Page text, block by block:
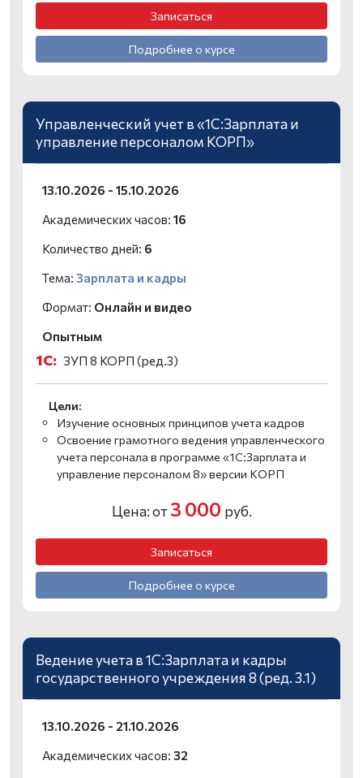
Записаться
Подробнее о курсе
Управленческий учет в «1C:Зарплата и
управление персоналом КОРП»
13.10.2026 - 15.10.2026
Академических часов: 16
Количество дней: 6
Тема: Зарплата и кадры
Формат: Онлайн и видео
Опытным
1С: ЗУП 8 КОРП (ред.3)
Цели:
Изучение основных принципов учета кадров
Освоение грамотного ведения управленческого
учета персонала в программе «1С:Зарплата и
управление персоналом 8» версии КОРП
Цена: от3 000 руб.
Записаться
Подробнее о курсе
Ведение учета в 1С:Зарплата и кадры
государственного учреждения 8 (ред. 3.1)
13.10.2026 - 21.10.2026
Академических часов: 32